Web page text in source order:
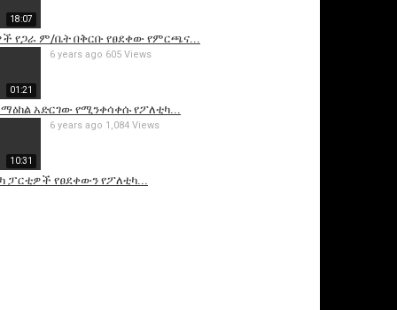
18:07
የጋራ ም/ቤት በቅርቡ የፀደቀው የምርጫና...
01:21
አድርገው የሚንቀሳቀሱ የፖለቲካ...
6 years ago 605 Views
10:31
ፓርቲዎች የፀደቀውን የፖለቲካ...
6 years ago 1,084 Views